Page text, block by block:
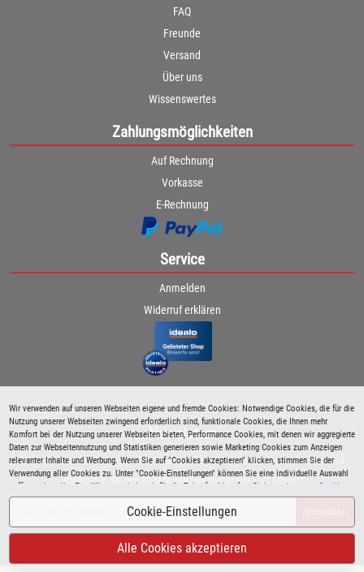
Wir verwenden auf unseren Webseiten eigene und fremde Cookies: Notwendige Cookies, die für die
Nutzung unserer Webseiten zwingend erforderlich sind, funktionale Cookies, die Ihnen mehr
Komfort bei der Nutzung unserer Webseiten bieten, Performance Cookies, mit denen wir aggregierte
Daten zur Webseitennutzung und Statistiken generieren sowie Marketing Cookies zum Anzeigen
relevanter Inhalte und Werbung. Wenn Sie auf "Cookies akzeptieren" klicken, stimmen Sie der
Verwendung aller Cookies zu. Unter "Cookie-Einstellungen" können Sie eine individuelle Auswahl
treffen und erteilte Einwilligungen jederzeit für die Zukunft widerrufen. Siehe auch unsere Cookie
Richtlinie.
Cookie-Einstellungen
Alle Cookies akzeptieren
FAQ
Freunde
Versand
Über uns
Wissenswertes
Zahlungsmöglichkeiten
Auf Rechnung
Vorkasse
E-Rechnung
Service
Anmelden
Widerruf erklären
Newsletter
Bleiben Sie immer über spezielle Aktionen sowie Produktneuheiten informiert und
abonnieren Sie den kostenlosen Newsletter von Lutz Langer!